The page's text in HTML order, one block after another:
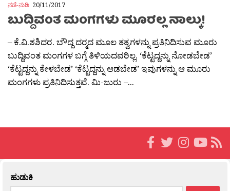
ನಡೆ-ನುಡಿ 20/11/2017
ಬುದ್ದಿವಂತ ಮಂಗಗಳು ಮೂರಲ್ಲ ನಾಲ್ಕು!
– ಕೆ.ವಿ.ಶಶಿದರ. ಬೌದ್ದ ದರ‍್ಮದ ಮೂಲ ತತ್ವಗಳನ್ನು ಪ್ರತಿನಿದಿಸುವ ಮೂರು
ಬುದ್ದಿವಂತ ಮಂಗಗಳ ಬಗ್ಗೆ ತಿಳಿಯದವರಿಲ್ಲ. ‘ಕೆಟ್ಟದ್ದನ್ನು ನೋಡಬೇಡ’
‘ಕೆಟ್ಟದ್ದನ್ನು ಕೇಳಬೇಡ’ ‘ಕೆಟ್ಟದ್ದನ್ನು ಆಡಬೇಡ’ ಇವುಗಳನ್ನು ಆ ಮೂರು
ಮಂಗಗಳು ಪ್ರತಿನಿದಿಸುತ್ತವೆ. ಮಿ-ಜುರು –...
ಹುಡುಕಿ